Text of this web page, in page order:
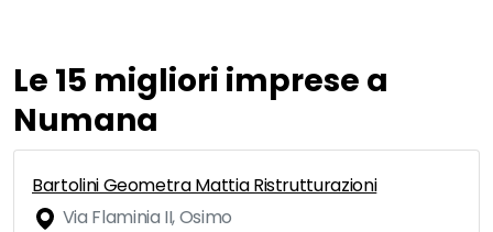
Le 15 migliori imprese a
Numana
Bartolini Geometra Mattia Ristrutturazioni
Via Flaminia II, Osimo